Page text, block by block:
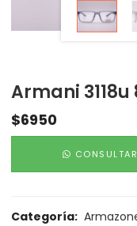
Armani 3118u
$6950
Categoría: